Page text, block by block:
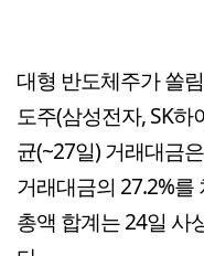
대형 반도체주가 쏠
도주(삼성전자, SK
균(~27일) 거래대금
거래대금의 27.2%를
총액 합계는 24일 사